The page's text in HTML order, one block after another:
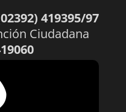
419395/97
Ciudadana